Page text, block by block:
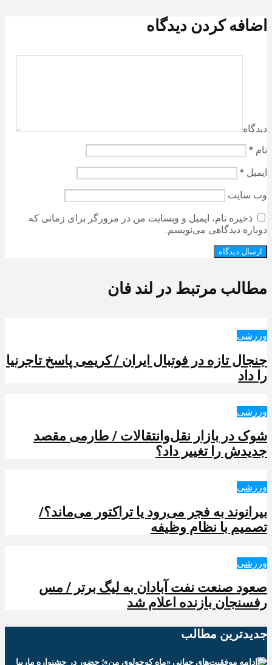
اضافه کردن دیدگاه
دیدگاه
نام *
ایمیل *
وب‌ سایت
ذخیره نام، ایمیل و وبسایت من در مرورگر برای زمانی که
دوباره دیدگاهی می‌نویسم.
مطالب مرتبط در لند فان
ورزشی
جنجال تازه در فوتبال ایران / کریمی پاسخ تاجرنیا
را داد
ورزشی
شوک در بازار نقل‌وانتقالات / طارمی مقصد
جدیدش را تغییر داد؟
ورزشی
بیرانوند به فجر می‌رود یا تراکتور می‌ماند؟/
تصمیم با نظام وظیفه
ورزشی
صعود صنعت نفت آبادان به لیگ برتر / مس
رفسنجان بازنده اعلام شد
جدیدترین‌ مطالب